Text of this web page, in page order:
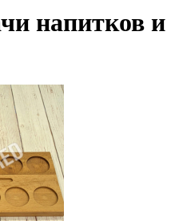
напитков и